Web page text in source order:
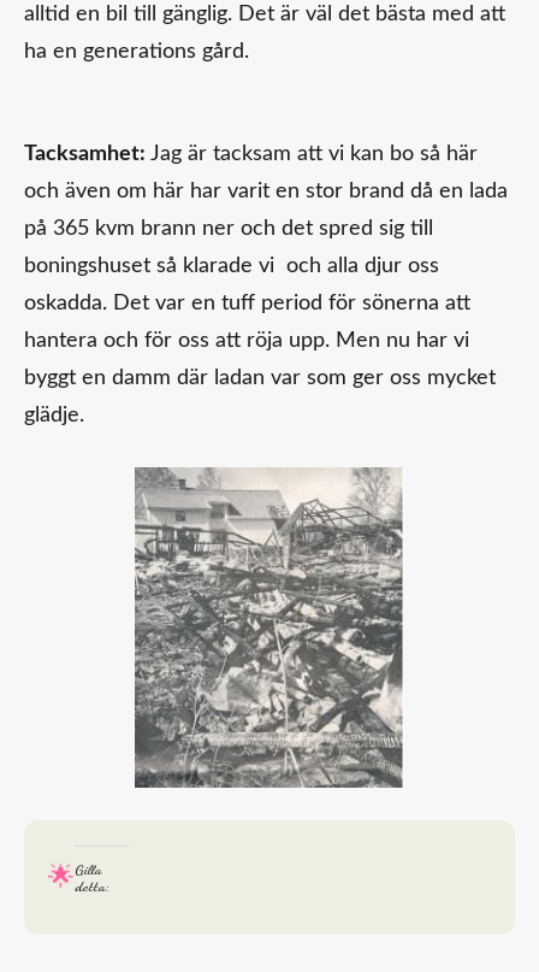
alltid en bil till gänglig. Det är väl det bästa med att
ha en generations gård.
Tacksamhet: Jag är tacksam att vi kan bo så här
och även om här har varit en stor brand då en lada
på 365 kvm brann ner och det spred sig till
boningshuset så klarade vi och alla djur oss
oskadda. Det var en tuff period för sönerna att
hantera och för oss att röja upp. Men nu har vi
byggt en damm där ladan var som ger oss mycket
glädje.
Gilla
detta: